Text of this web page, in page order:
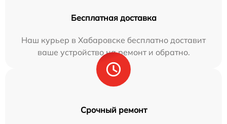
Бесплатная доставка
Наш курьер в Хабаровске бесплатно доставит
ваше устройство на ремонт и обратно.
Срочный ремонт